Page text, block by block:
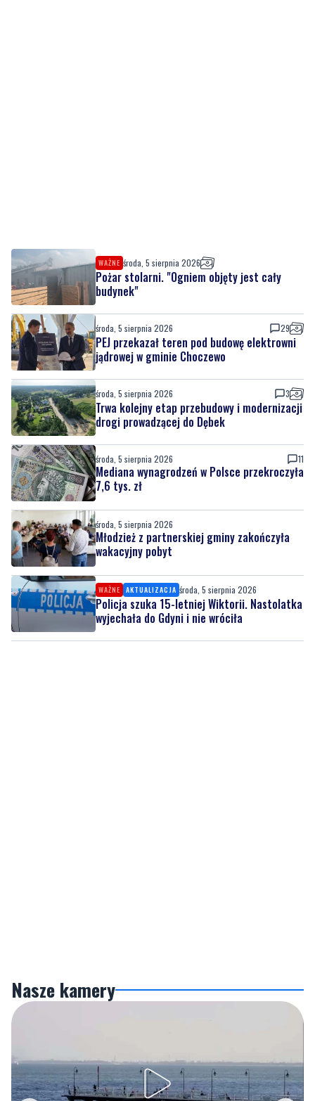
WAŻNE środa, 5 sierpnia 2026
Pożar stolarni. "Ogniem objęty jest cały
budynek"
środa, 5 sierpnia 2026 29
PEJ przekazał teren pod budowę elektrowni
jądrowej w gminie Choczewo
środa, 5 sierpnia 2026 3
Trwa kolejny etap przebudowy i modernizacji
drogi prowadzącej do Dębek
środa, 5 sierpnia 2026 11
Mediana wynagrodzeń w Polsce przekroczyła
7,6 tys. zł
środa, 5 sierpnia 2026
Młodzież z partnerskiej gminy zakończyła
wakacyjny pobyt
WAŻNE AKTUALIZACJA środa, 5 sierpnia 2026
Policja szuka 15-letniej Wiktorii. Nastolatka
wyjechała do Gdyni i nie wróciła
Nasze kamery